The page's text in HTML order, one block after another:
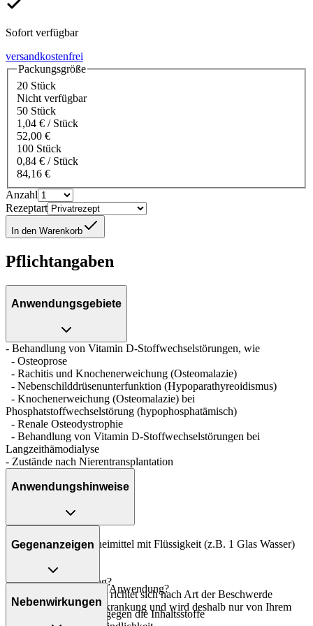
Sofort verfügbar
versandkostenfrei
Packungsgröße
20 Stück
Nicht verfügbar
50 Stück
1,04 € / Stück
52,00 €
100 Stück
0,84 € / Stück
84,16 €
Anzahl
Rezeptart
In den Warenkorb
Pflichtangaben
Anwendungsgebiete
- Behandlung von Vitamin D-Stoffwechselstörungen, wie
- Osteoprose
- Rachitis und Knochenerweichung (Osteomalazie)
- Nebenschilddrüsenunterfunktion (Hypoparathyreoidismus)
- Knochenerweichung (Osteomalazie) bei
Phosphatstoffwechselstörung (hypophosphatämisch)
- Renale Osteodystrophie
- Behandlung von Vitamin D-Stoffwechselstörungen bei
Langzeithämodialyse
- Zustände nach Nierentransplantation
Anwendungshinweise
Art der Anwendung?
Nehmen Sie das Arzneimittel mit Flüssigkeit (z.B. 1 Glas Wasser)
Dauer der Anwendung?
Die Anwendungsdauer richtet sich nach Art der Beschwerde
und/oder Dauer der Erkrankung und wird deshalb nur von Ihrem
Gegenanzeigen
Was spricht gegen eine Anwendung?
- Überempfindlichkeit gegen die Inhaltsstoffe
Nebenwirkungen